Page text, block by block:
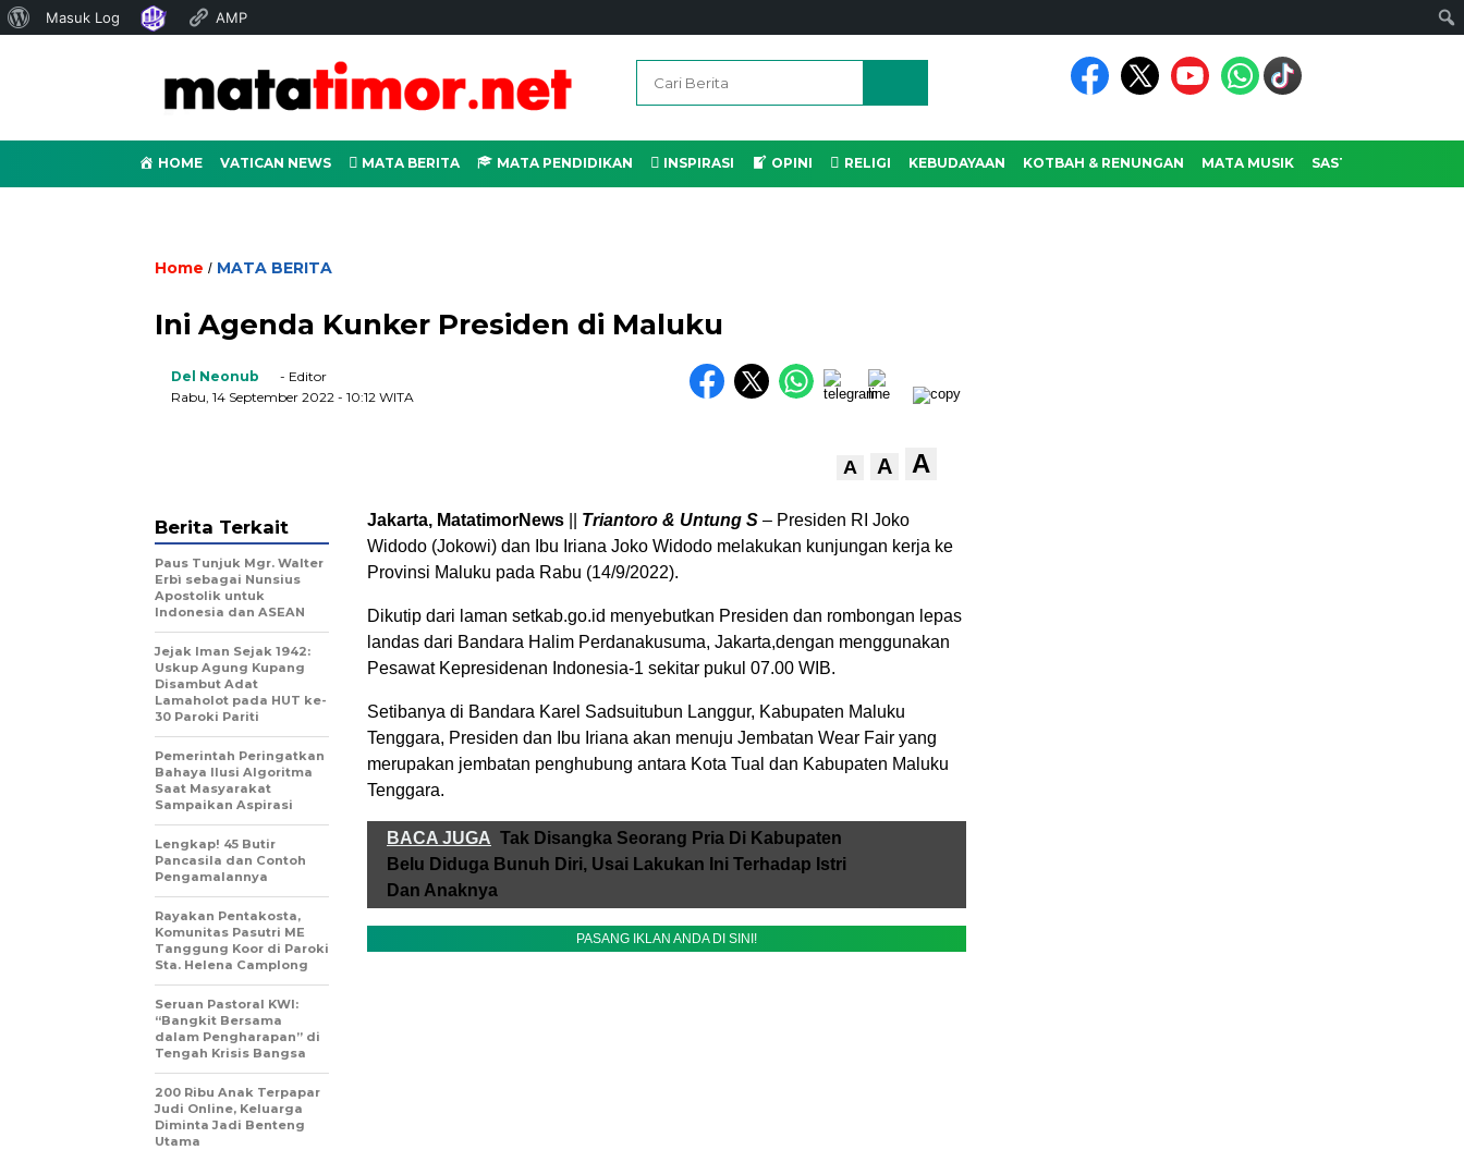
Tentang
Masuk Log AMP
HOME VATICAN NEWS MATA BERITA MATA PENDIDIKAN INSPIRASI OPINI RELIGI KEBUDAYAAN KOTBAH & RENUNGAN MATA MUSIK SASTRA
Home / MATA BERITA
Ini Agenda Kunker Presiden di Maluku
Del Neonub
- Editor
Rabu, 14 September 2022 - 10:12 WITA
A A A
Jakarta, MatatimorNews Triantoro & Untung S – Presiden RI Joko
Widodo (Jokowi) dan Ibu Iriana Joko Widodo melakukan kunjungan kerja ke
Provinsi Maluku pada Rabu (14/9/2022).
Dikutip dari laman setkab.go.id menyebutkan Presiden dan rombongan lepas
landas dari Bandara Halim Perdanakusuma, Jakarta,dengan menggunakan
Pesawat Kepresidenan Indonesia-1 sekitar pukul 07.00 WIB.
Setibanya di Bandara Karel Sadsuitubun Langgur, Kabupaten Maluku
Tenggara, Presiden dan Ibu Iriana akan menuju Jembatan Wear Fair yang
merupakan jembatan penghubung antara Kota Tual dan Kabupaten Maluku
Tenggara.
BACA JUGA Tak Disangka Seorang Pria Di Kabupaten
Belu Diduga Bunuh Diri, Usai Lakukan Ini Terhadap Istri
Dan Anaknya
PASANG IKLAN ANDA DI SINI!
Berita Terkait
Paus Tunjuk Mgr. Walter
Erbì sebagai Nunsius
Apostolik untuk
Indonesia dan ASEAN
Jejak Iman Sejak 1942:
Uskup Agung Kupang
Disambut Adat
Lamaholot pada HUT ke-
30 Paroki Pariti
Pemerintah Peringatkan
Bahaya Ilusi Algoritma
Saat Masyarakat
Sampaikan Aspirasi
Lengkap! 45 Butir
Pancasila dan Contoh
Pengamalannya
Rayakan Pentakosta,
Komunitas Pasutri ME
Tanggung Koor di Paroki
Sta. Helena Camplong
Seruan Pastoral KWI:
“Bangkit Bersama
dalam Pengharapan” di
Tengah Krisis Bangsa
200 Ribu Anak Terpapar
Judi Online, Keluarga
Diminta Jadi Benteng
Utama